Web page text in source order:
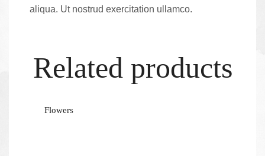
aliqua. Ut nostrud exercitation ullamco.
Related products
Flowers